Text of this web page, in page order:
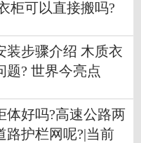
柜可以直接搬吗?
装步骤介绍 木质衣
题? 世界今亮点
体好吗?高速公路两
路护栏网呢?|当前